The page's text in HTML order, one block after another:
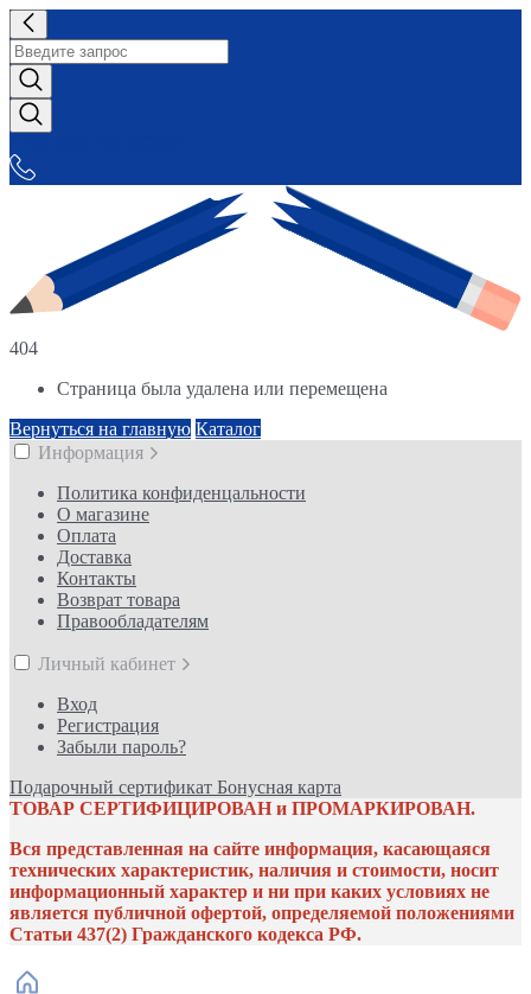
404
Страница была удалена или перемещена
Вернуться на главную Каталог
Информация
Политика конфиденцальности
О магазине
Оплата
Доставка
Контакты
Возврат товара
Правообладателям
Личный кабинет
Вход
Регистрация
Забыли пароль?
Подарочный сертификат Бонусная карта
ТОВАР СЕРТИФИЦИРОВАН и ПРОМАРКИРОВАН.
Вся представленная на сайте информация, касающаяся
технических характеристик, наличия и стоимости, носит
информационный характер и ни при каких условиях не
является публичной офертой, определяемой положениями
Статьи 437(2) Гражданского кодекса РФ.